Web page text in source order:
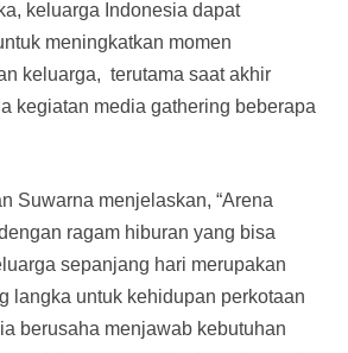
keluarga Indonesia dapat
meningkatkan momen
keluarga, terutama saat akhir
kegiatan media gathering beberapa
Suwarna menjelaskan, “Arena
ragam hiburan yang bisa
sepanjang hari merupakan
langka untuk kehidupan perkotaan
berusaha menjawab kebutuhan